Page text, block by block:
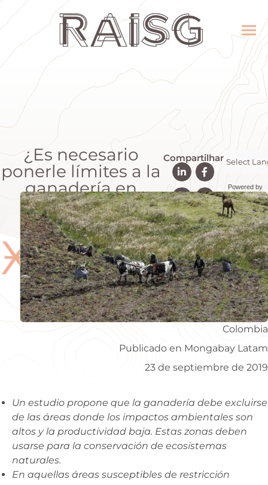
¿Es necesario
ponerle límites a la
ganadería en
Colombia?
Compartilhar
Powered by
Ӿ
Colombia
Publicado en Mongabay Latam
23 de septiembre de 2019
Un estudio propone que la ganadería debe excluirse
de las áreas donde los impactos ambientales son
altos y la productividad baja. Estas zonas deben
usarse para la conservación de ecosistemas
naturales.
En aquellas áreas susceptibles de restricción